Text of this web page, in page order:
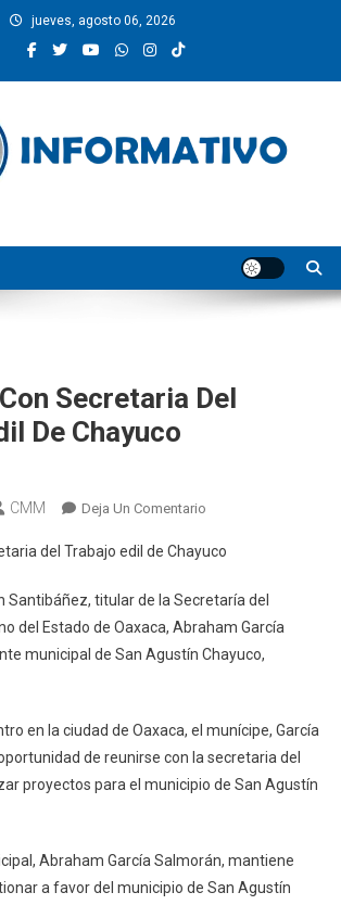
jueves, agosto 06, 2026
Secretaria Del
De Chayuco
CMM Deja Un ComentarioEn
Reúne
Secretaria
Del
Trabajo
Chayuco
del Trabajo edil de Chayuco
Santibáñez, titular de la Secretaría del
del Estado de Oaxaca, Abraham García
municipal de San Agustín Chayuco,
en la ciudad de Oaxaca, el munícipe, García
de reunirse con la secretaria del
proyectos para el municipio de San Agustín
Abraham García Salmorán, mantiene
a favor del municipio de San Agustín